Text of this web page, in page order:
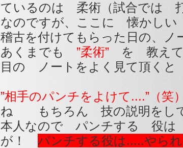
ているのは 柔術（試合では 打
なのですが、ここに 懐かし
稽古を付けてもらった日の、ノ
あくまでも ”柔術” を 教え
目の ノートをよく見て頂くと
”相手のパンチをよけて....”（笑）
ね もちろん 技の説明をし
本人なので パンチする 役
が！ パンチする役は.....やら